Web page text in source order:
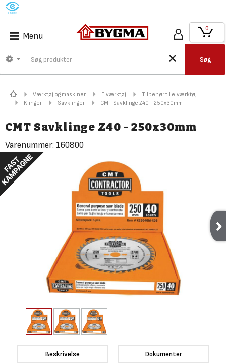
M
Menu
Søg
0
Værktøj og maskiner Elværktøj
Tilbehør til elværktøj
Klinger
Savklinger CMT Savklinge Z40 - 250x30mm
CMT Savklinge Z40 - 250x30mm
Varenummer: 160800
Beskrivelse Dokumenter